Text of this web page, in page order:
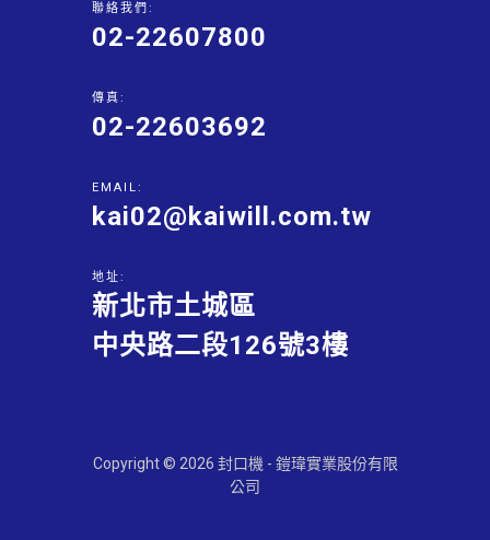
聯絡我們:
02-22607800
傳真:
02-22603692
EMAIL:
kai02@kaiwill.com.tw
地址:
新北市土城區
中央路二段126號3樓
Copyright © 2026 封口機 - 鎧瑋實業股份有限
公司